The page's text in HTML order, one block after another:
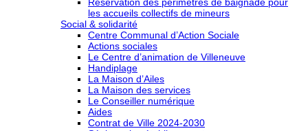
les accueils collectifs de mineurs
Social & solidarité
Centre Communal d’Action Sociale
Actions sociales
Le Centre d’animation de Villeneuve
Handiplage
La Maison d’Ailes
La Maison des services
Le Conseiller numérique
Aides
Contrat de Ville 2024-2030